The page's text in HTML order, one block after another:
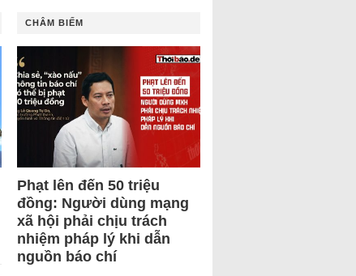
CHÂM BIẾM
Phạt lên đến 50 triệu
đồng: Người dùng mạng
xã hội phải chịu trách
nhiệm pháp lý khi dẫn
nguồn báo chí